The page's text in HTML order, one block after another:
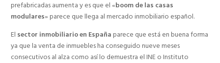
prefabricadas aumenta y es que el «boom de las casas
modulares» parece que llega al mercado inmobiliario español.
El sector inmobiliario en España parece que está en buena forma
ya que la venta de inmuebles ha conseguido nueve meses
consecutivos al alza como así lo demuestra el INE o Instituto